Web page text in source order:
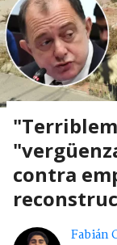
contra
Fabián